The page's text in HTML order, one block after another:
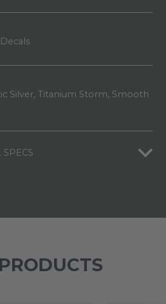
Silver, Titanium Storm, Smooth